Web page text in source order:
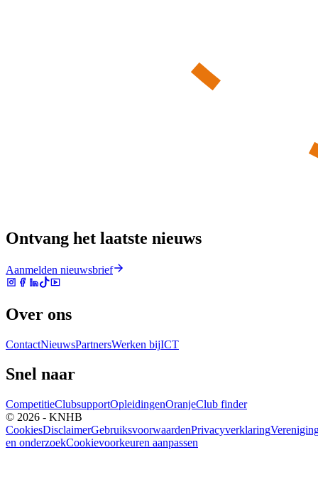
Ontvang het laatste nieuws
Aanmelden nieuwsbrief
Over ons
ContactNieuwsPartnersWerken bijICT
Snel naar
CompetitieClubsupportOpleidingenOranjeClub finder
© 2026 - KNHB
CookiesDisclaimerGebruiksvoorwaardenPrivacyverklaring
en onderzoekCookievoorkeuren aanpassen